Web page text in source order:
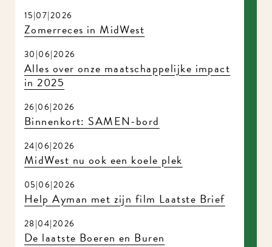
15|07|2026
Zomerreces in MidWest
30|06|2026
Alles over onze maatschappelijke impact
in 2025
26|06|2026
Binnenkort: SAMEN-bord
24|06|2026
MidWest nu ook een koele plek
05|06|2026
Help Ayman met zijn film Laatste Brief
28|04|2026
De laatste Boeren en Buren